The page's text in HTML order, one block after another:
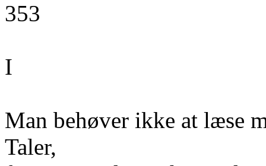
353
I
Man behøver ikke at læse
Taler,